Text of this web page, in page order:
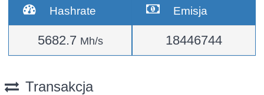
Hashrate
5682.7 Mh/s
Emisja
18446744
Transakcja